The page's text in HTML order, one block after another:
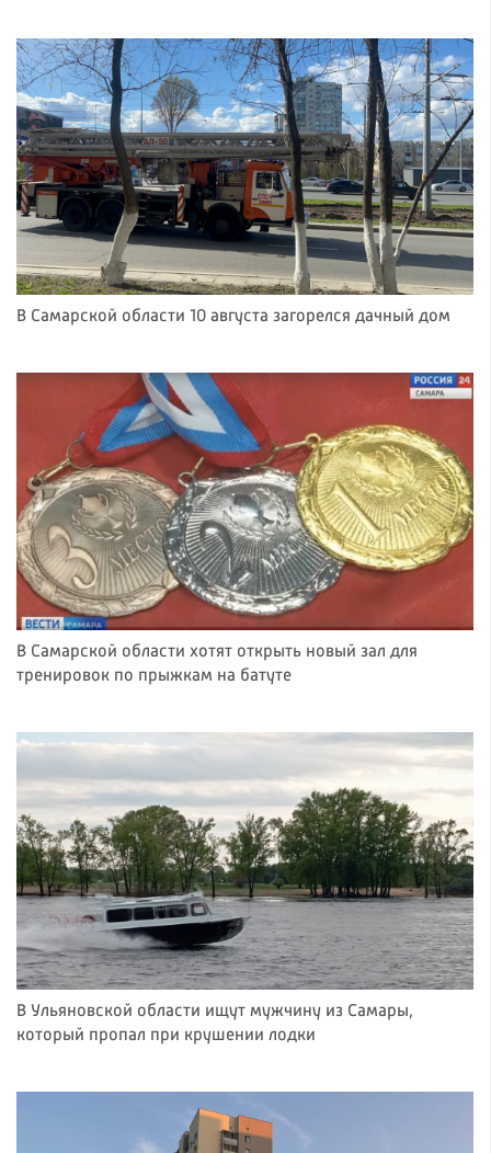
В Самарской области 10 августа загорелся дачный дом
В Самарской области хотят открыть новый зал для
тренировок по прыжкам на батуте
В Ульяновской области ищут мужчину из Самары,
который пропал при крушении лодки